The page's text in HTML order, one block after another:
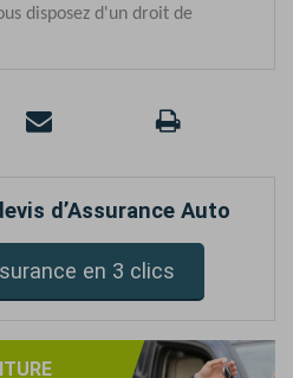
d’Assurance Auto
en 3 clics